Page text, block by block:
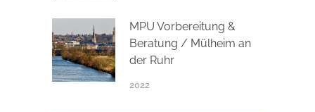
MPU Vorbereitung &
Beratung / Mülheim an
der Ruhr
2022